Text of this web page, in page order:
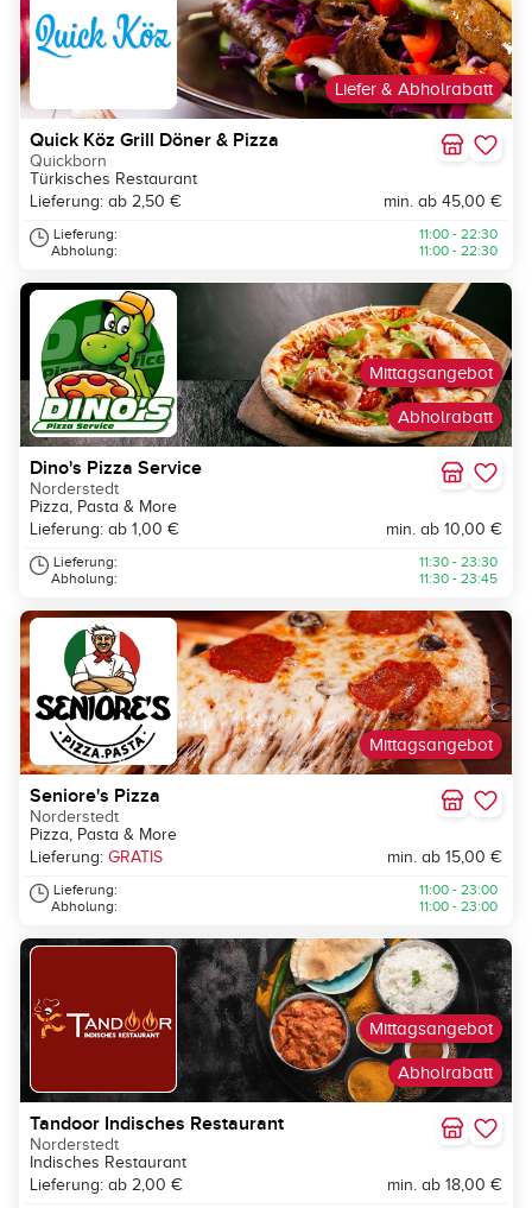
Liefer & Abholrabatt
Quick Köz Grill Döner & Pizza
Quickborn
Türkisches Restaurant
Lieferung: ab 2,50 €
min. ab 45,00 €
Lieferung:
Abholung:
11:00 - 22:30
11:00 - 22:30
Abholrabatt
Mittagsangebot
Dino's Pizza Service
Norderstedt
Pizza, Pasta & More
Lieferung: ab 1,00 €
min. ab 10,00 €
Lieferung:
Abholung:
11:30 - 23:30
11:30 - 23:45
Mittagsangebot
Seniore's Pizza
Norderstedt
Pizza, Pasta & More
Lieferung: GRATIS min. ab 15,00 €
Lieferung:
Abholung:
11:00 - 23:00
11:00 - 23:00
Abholrabatt
Mittagsangebot
Tandoor Indisches Restaurant
Norderstedt
Indisches Restaurant
Lieferung: ab 2,00 €
min. ab 18,00 €